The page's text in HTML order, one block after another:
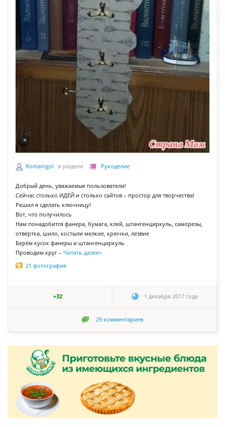
Romaingol в разделе Рукоделие
Добрый день, уважаемые пользователи!
Сейчас столько ИДЕЙ и столько сайтов – простор для творчества!
Решил я сделать ключницу!
Вот, что получилось
Нам понадобится фанера, бумага, клей, штангенциркуль, саморезы,
отвёртка, шило, костыли мелкие, крючки, лезвие
Берём кусок фанеры и штангенциркуль
Проводим круг – Читать далее»
21 фотография
+32 1 декабря 2017 года
29 комментариев